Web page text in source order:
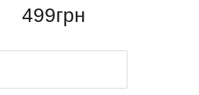
499грн